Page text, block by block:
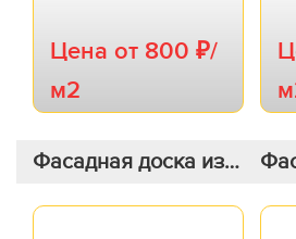
Цена от 800 ₽/
м2
Фасадная доска из
лиственницы 20х120